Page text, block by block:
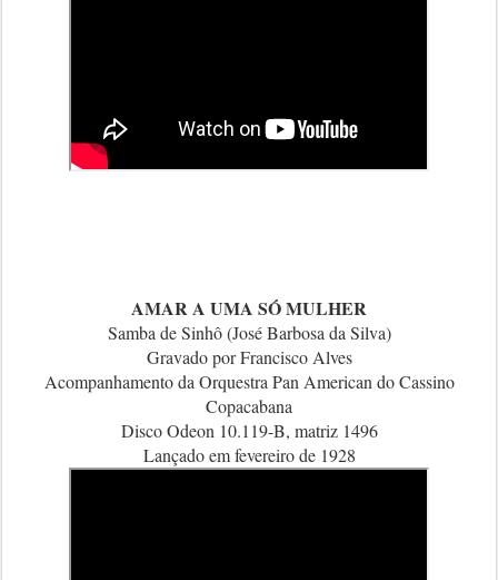
AMAR A UMA SÓ MULHER
Samba de Sinhô (José Barbosa da Silva)
Gravado por Francisco Alves
Acompanhamento da Orquestra Pan American do Cassino
Copacabana
Disco Odeon 10.119-B, matriz 1496
Lançado em fevereiro de 1928